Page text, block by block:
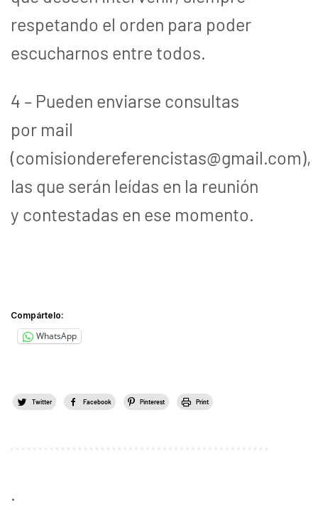
respetando el orden para poder
escucharnos entre todos.
4 – Pueden enviarse consultas
por mail
(comisiondereferencistas@gmail.com),
las que serán leídas en la reunión
y contestadas en ese momento.
Compártelo:
WhatsApp
Twitter Facebook Pinterest Print
.